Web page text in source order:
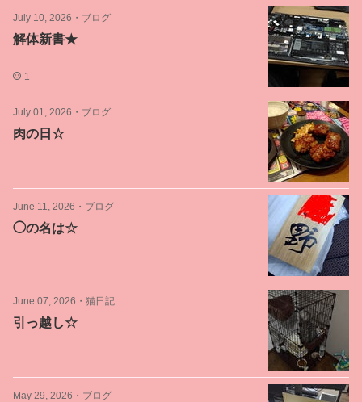
July 10, 2026 ・ ブログ
解体新書★
1
July 01, 2026 ・ ブログ
肉の日☆
June 11, 2026 ・ ブログ
◯の名は☆
June 07, 2026 ・ 猫日記
引っ越し☆
May 29, 2026 ・ ブログ